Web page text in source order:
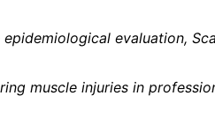
evaluation,
muscle injuries in